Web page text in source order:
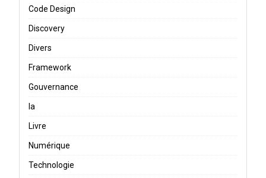
Code Design
Discovery
Divers
Framework
Gouvernance
Ia
Livre
Numérique
Technologie